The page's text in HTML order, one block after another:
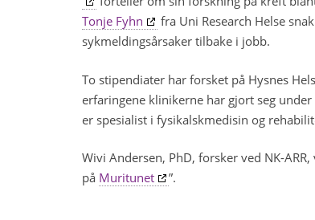
Tonje Fyhn
fra Uni Research Helse
sykmeldingsårsaker tilbake i jobb.
To stipendiater har forsket på Hysnes
erfaringene klinikerne har gjort seg
er spesialist i fysikalskmedisin og
Wivi Andersen, PhD, forsker ved NK-
på Muritunet ”.